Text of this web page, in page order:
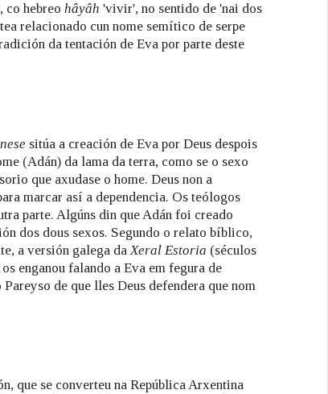
co hebreo hâyâh 'vivir', no sentido de 'nai dos
relacionado cun nome semítico de serpe
da tentación de Eva por parte deste
sitúa a creación de Eva por Deus despois
(Adán) da lama da terra, como se o sexo
que axudase o home. Deus non a
marcar así a dependencia. Os teólogos
parte. Algúns din que Adán foi creado
dos dous sexos. Segundo o relato bíblico,
a versión galega da Xeral Estoria (séculos
enganou falando a Eva em fegura de
de que lles Deus defendera que nom
que se converteu na República Arxentina